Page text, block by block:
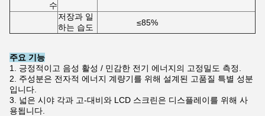
수
저장과 일
하는 습도
≤85%
주요 기능
1. 긍정적이고 음성 활성 / 민감한 전기 에너지의 고정밀도 측정.
2. 주성분은 전자적 에너지 계량기를 위해 설계된 고품질 특별 성분
입니다.
3. 넓은 시야 각과 고-대비와 LCD 스크린은 디스플레이를 위해 사
용됩니다.